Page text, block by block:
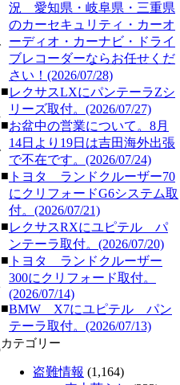
況 愛知県・岐阜県・三重県
のカーセキュリティ・カーオ
ーディオ・カーナビ・ドライ
ブレコーダーならお任せくだ
さい！(2026/07/28)
■レクサスLXにパンテーラZシ
リーズ取付。(2026/07/27)
■お盆中の営業について。8月
14日より19日は吉田海外出張
で不在です。(2026/07/24)
■ トヨタ ランドクルーザー70
にクリフォードG6システム取
付。(2026/07/21)
■レクサスRXにユピテル パ
ンテーラ取付。(2026/07/20)
■ トヨタ ランドクルーザー
300にクリフォード取付。
(2026/07/14)
■BMW X7にユピテル パン
テーラ取付。(2026/07/13)
カテゴリー
盗難情報 (1,164)